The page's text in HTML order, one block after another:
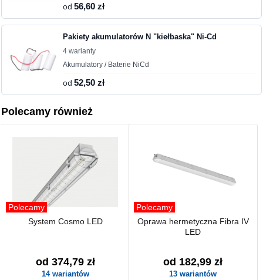
od56,60 zł
Pakiety akumulatorów N "kiełbaska" Ni-Cd
4 warianty
Akumulatory / Baterie NiCd
od52,50 zł
Polecamy również
Polecamy
System Cosmo LED
od 374,79 zł
14 wariantów
Polecamy
Oprawa hermetyczna Fibra IV
LED
od 182,99 zł
13 wariantów